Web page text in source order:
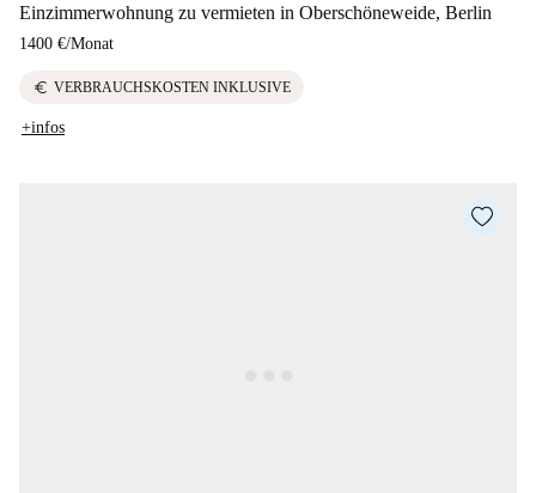
Einzimmerwohnung zu vermieten in Oberschöneweide, Berlin
1400 €/Monat
euro VERBRAUCHSKOSTEN INKLUSIVE
+infos